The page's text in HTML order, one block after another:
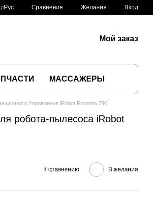
Рус Сравнение Желания Вход
Мой заказ
МАССАЖЕРЫ
Управления iRobot Roomba 790
робота-пылесоса iRobot
К сравнению В желания